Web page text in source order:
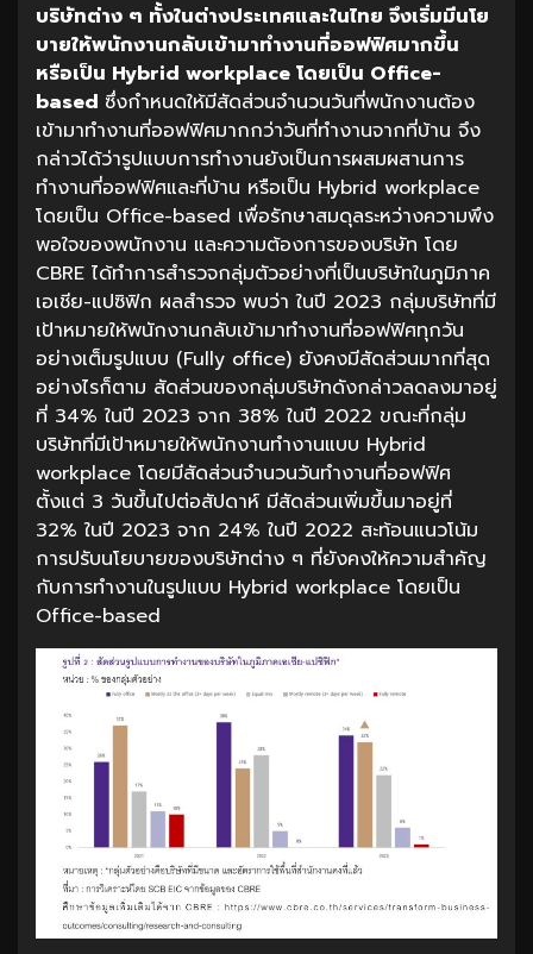
บริษัทต่าง ๆ ทั้งในต่างประเทศและในไทย จึงเริ่มมีนโย
บายให้พนักงานกลับเข้ามาทำงานที่ออฟฟิศมากขึ้น
หรือเป็น Hybrid workplace โดยเป็น Office-
based ซึ่งกำหนดให้มีสัดส่วนจำนวนวันที่พนักงานต้อง
เข้ามาทำงานที่ออฟฟิศมากกว่าวันที่ทำงานจากที่บ้าน จึง
กล่าวได้ว่ารูปแบบการทำงานยังเป็นการผสมผสานการ
ทำงานที่ออฟฟิศและที่บ้าน หรือเป็น Hybrid workplace
โดยเป็น Office-based เพื่อรักษาสมดุลระหว่างความพึง
พอใจของพนักงาน และความต้องการของบริษัท โดย
CBRE ได้ทำการสำรวจกลุ่มตัวอย่างที่เป็นบริษัทในภูมิภาค
เอเชีย-แปซิฟิก ผลสำรวจ พบว่า ในปี 2023 กลุ่มบริษัทที่มี
เป้าหมายให้พนักงานกลับเข้ามาทำงานที่ออฟฟิศทุกวัน
อย่างเต็มรูปแบบ (Fully office) ยังคงมีสัดส่วนมากที่สุด
อย่างไรก็ตาม สัดส่วนของกลุ่มบริษัทดังกล่าวลดลงมาอยู่
ที่ 34% ในปี 2023 จาก 38% ในปี 2022 ขณะที่กลุ่ม
บริษัทที่มีเป้าหมายให้พนักงานทำงานแบบ Hybrid
workplace โดยมีสัดส่วนจำนวนวันทำงานที่ออฟฟิศ
ตั้งแต่ 3 วันขึ้นไปต่อสัปดาห์ มีสัดส่วนเพิ่มขึ้นมาอยู่ที่
32% ในปี 2023 จาก 24% ในปี 2022 สะท้อนแนวโน้ม
การปรับนโยบายของบริษัทต่าง ๆ ที่ยังคงให้ความสำคัญ
กับการทำงานในรูปแบบ Hybrid workplace โดยเป็น
Office-based